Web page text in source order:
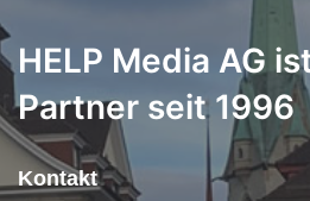
HELP Media AG
Partner seit 1996
Kontakt